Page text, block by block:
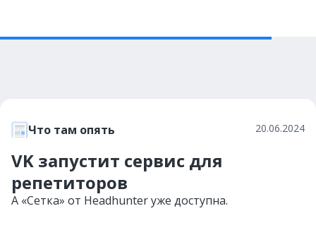
Что там опять 20.06.2024
VK запустит сервис для
репетиторов
А «Сетка» от Headhunter уже доступна.